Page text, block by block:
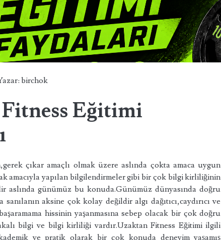
birchok
Eğitimi
çıkar amaçlı olmak üzere aslında çokta amaca uygun
amacıyla yapılan bilgilendirmeler gibi bir çok bilgi kirliliğinin
aslında günümüz bu konuda.Günümüz dünyasında doğru
aksine çok kolay değildir algı dağıtıcı,caydırıcı ve
hissinin yaşanmasına sebep olacak bir çok doğru
bilgi ve bilgi kirliliği vardır.Uzaktan Fitness Eğitimi ilgili
ve pratik olarak bir çok konuda deneyim yaşamış